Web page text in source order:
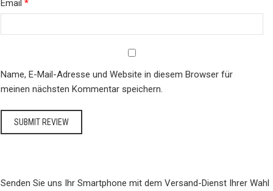
Email *
Name, E-Mail-Adresse und Website in diesem Browser für
meinen nächsten Kommentar speichern.
Senden Sie uns Ihr Smartphone mit dem Versand-Dienst Ihrer Wahl